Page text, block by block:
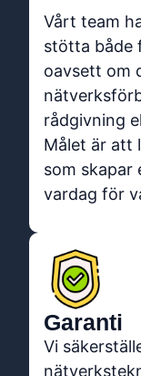
Vårt team
stötta både
oavsett om
rådgivning
Målet är att
som skapar
vardag för
Garanti
Vi